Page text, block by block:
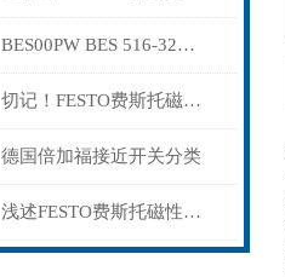
BES00PW BES 516-325-G-E4-C-S4-00,5
切记！FESTO费斯托磁性开关出现故障时应及时解决
德国倍加福接近开关分类
浅述FESTO费斯托磁性开关所具备的主要功能